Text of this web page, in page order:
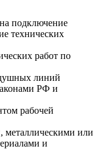
подключение
технических
работ по
линий
РФ и
рабочей
металлическими или
и